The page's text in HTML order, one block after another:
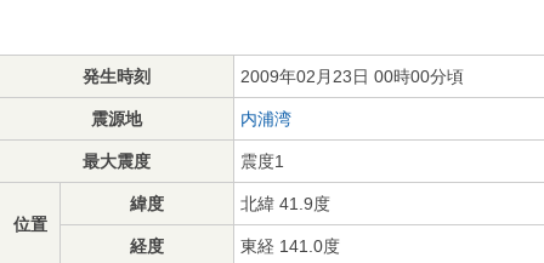
発生時刻 2009年02月23日 00時00分頃
震源地 内浦湾
最大震度 震度1
位置
緯度 北緯 41.9度
経度 東経 141.0度